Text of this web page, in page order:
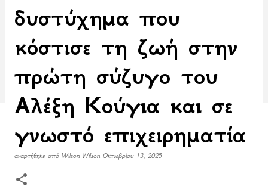
δυστύχημα που
κόστισε τη ζωή στην
πρώτη σύζυγο του
Αλέξη Κούγια και σε
γνωστό επιχειρηματία
αναρτήθηκε από Wilson Wilson Οκτωβρίου 13, 2025